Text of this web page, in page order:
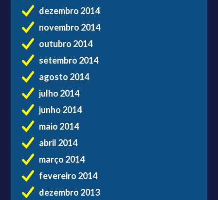
dezembro 2014
novembro 2014
outubro 2014
setembro 2014
agosto 2014
julho 2014
junho 2014
maio 2014
abril 2014
março 2014
fevereiro 2014
dezembro 2013